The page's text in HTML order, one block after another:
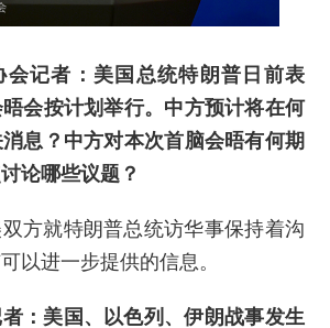
会记者：美国总统特朗普日前表
会按计划举行。中方预计将在何
息？中方对本次首脑会晤有何期
论哪些议题？
方就特朗普总统访华事保持着沟
以进一步提供的信息。
：美国、以色列、伊朗战事发生